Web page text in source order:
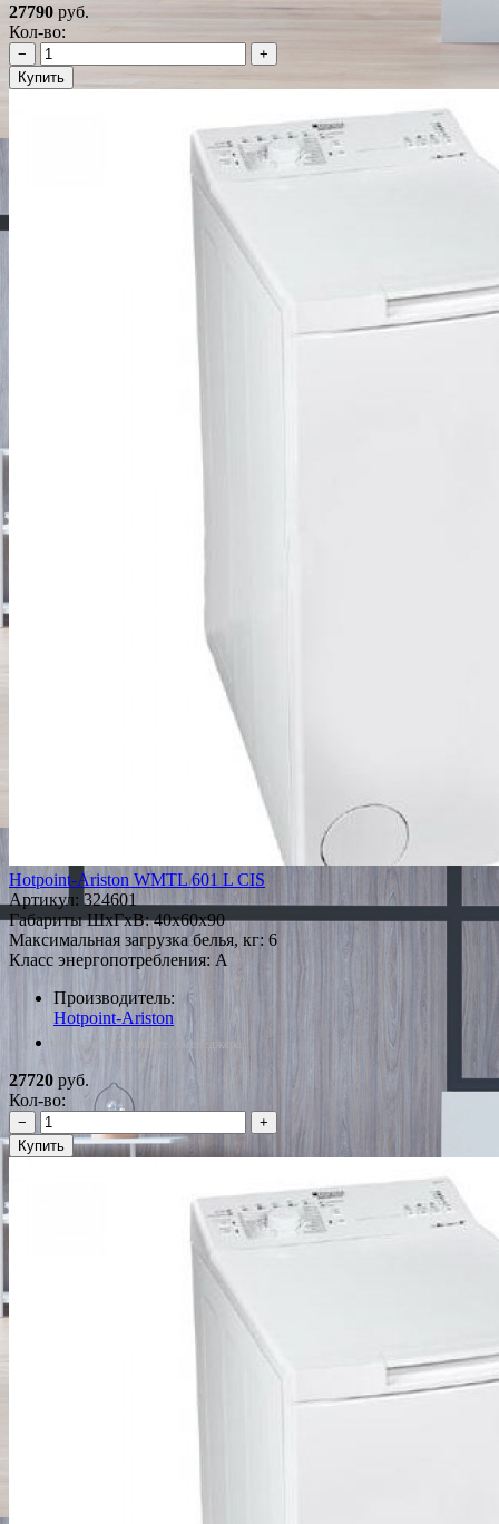
27790 руб.
Кол-во:
−
+
Купить
Hotpoint-Ariston WMTL 601 L CIS
Артикул: 324601
Габариты ШxГxВ: 40x60x90
Максимальная загрузка белья, кг: 6
Класс энергопотребления: A
Производитель:
Hotpoint-Ariston
*Наличие уточняйте у менеджера
27720 руб.
Кол-во:
−
+
Купить